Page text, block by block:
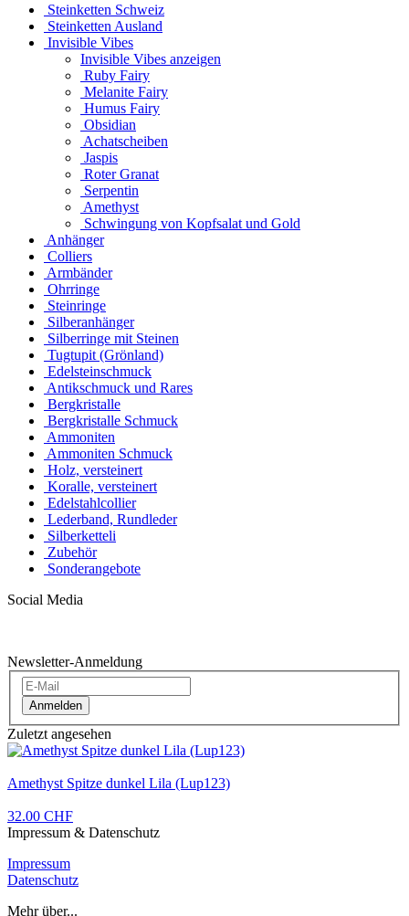
Steinketten Schweiz
Steinketten Ausland
Invisible Vibes
Invisible Vibes anzeigen
Ruby Fairy
Melanite Fairy
Humus Fairy
Obsidian
Achatscheiben
Jaspis
Roter Granat
Serpentin
Amethyst
Schwingung von Kopfsalat und Gold
Anhänger
Colliers
Armbänder
Ohrringe
Steinringe
Silberanhänger
Silberringe mit Steinen
Tugtupit (Grönland)
Edelsteinschmuck
Antikschmuck und Rares
Bergkristalle
Bergkristalle Schmuck
Ammoniten
Ammoniten Schmuck
Holz, versteinert
Koralle, versteinert
Edelstahlcollier
Lederband, Rundleder
Silberketteli
Zubehör
Sonderangebote
Social Media
Newsletter-Anmeldung
Anmelden
Zuletzt angesehen
Amethyst Spitze dunkel Lila (Lup123)
32.00 CHF
Impressum & Datenschutz
Impressum
Datenschutz
Mehr über...